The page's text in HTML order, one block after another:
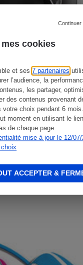
mes cookies
et ses7 partenaires
l’audience, la
les partager,
des contenus provenant
votre choix pendant 6
moment en utilisant le
de chaque page.
mise à jour le 12/07/
choix
ACCEPTER &
zéro déchet